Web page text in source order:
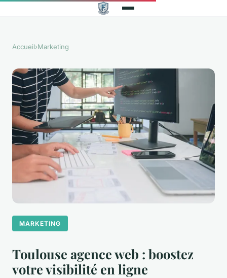
Accueil›Marketing
MARKETING
Toulouse agence web : boostez
votre visibilité en ligne